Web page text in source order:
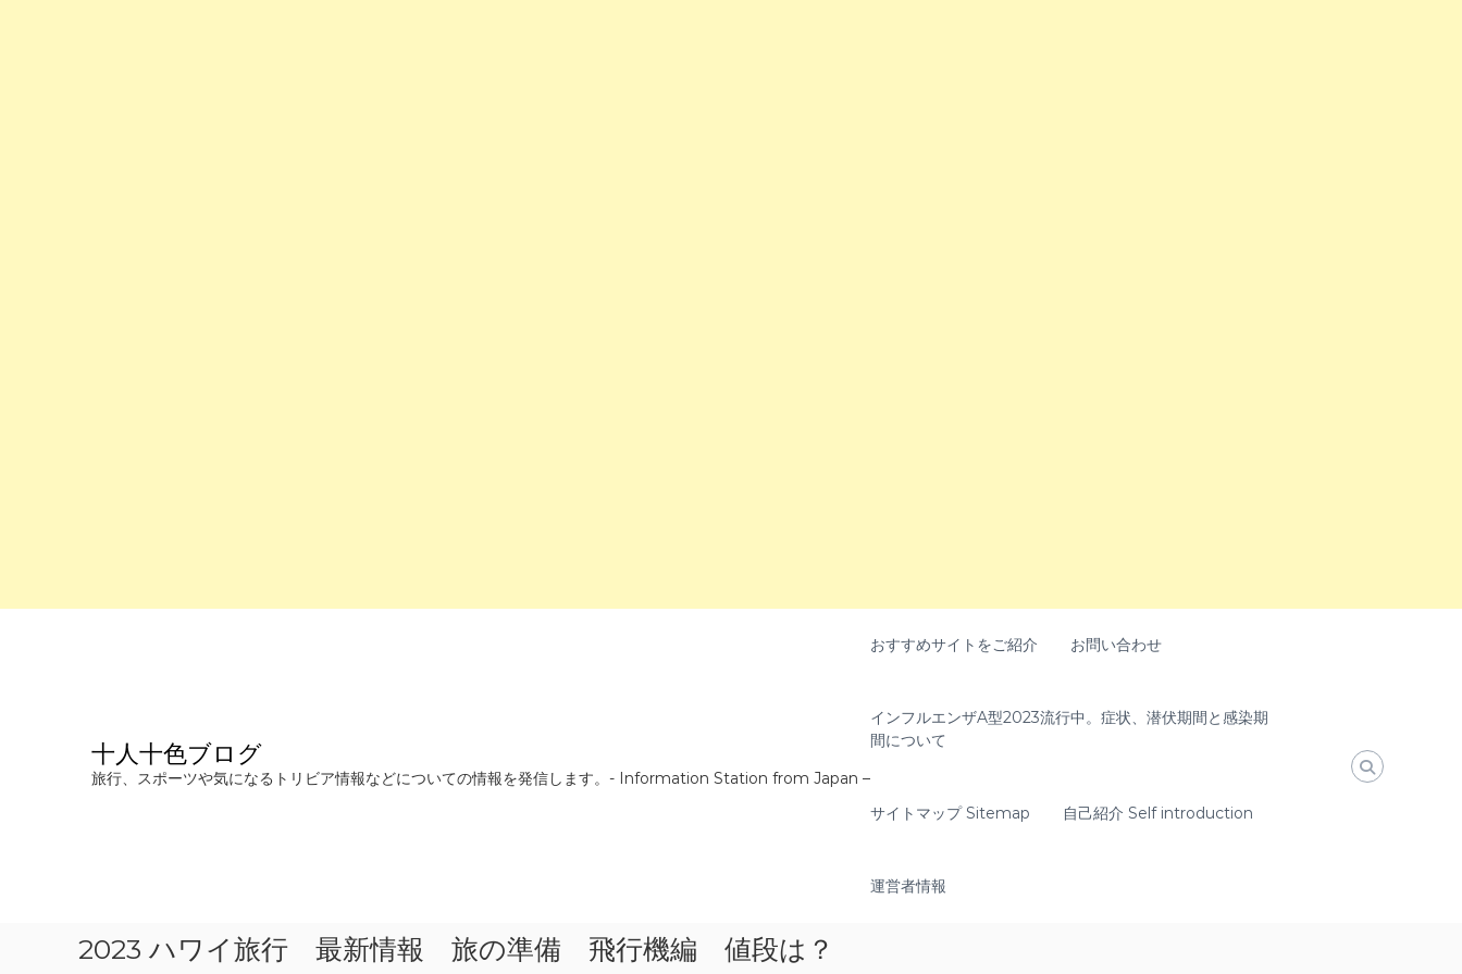
十人十色ブログ
旅行、スポーツや気になるトリビア情報などについての情報を発信します。- Information Station from Japan –
おすすめサイトをご紹介 お問い合わせ
インフルエンザA型2023流行中。症状、潜伏期間と感染期
間について
サイトマップ Sitemap 自己紹介 Self introduction
運営者情報
2023 ハワイ旅行 最新情報 旅の準備 飛行機編 値段は？